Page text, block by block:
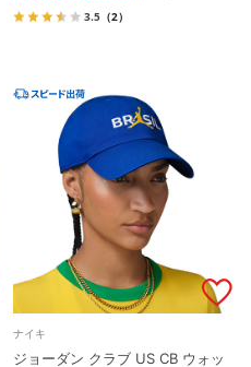
3.5 （2）
ナイキ
ジョーダン クラブ US CB ウォッ